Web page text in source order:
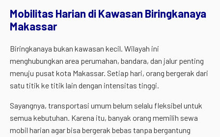
Mobilitas Harian di Kawasan Biringkanaya
Makassar
Biringkanaya bukan kawasan kecil. Wilayah ini
menghubungkan area perumahan, bandara, dan jalur penting
menuju pusat kota Makassar. Setiap hari, orang bergerak dari
satu titik ke titik lain dengan intensitas tinggi.
Sayangnya, transportasi umum belum selalu fleksibel untuk
semua kebutuhan. Karena itu, banyak orang memilih sewa
mobil harian agar bisa bergerak bebas tanpa bergantung